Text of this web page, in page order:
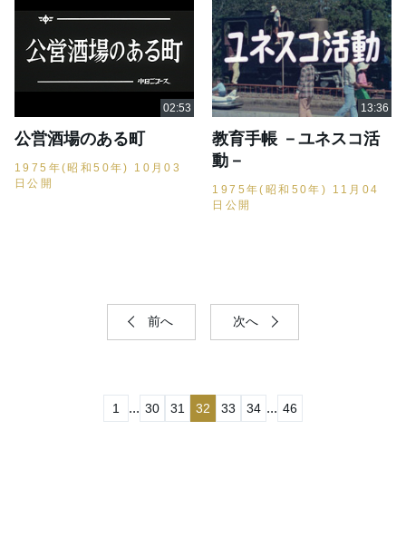
公営酒場のある町
1975年(昭和50年) 10月03
日公開
教育手帳 －ユネスコ活
動－
1975年(昭和50年) 11月04
日公開
前へ 次へ
1 ... 30 31 32 33 34 ... 46